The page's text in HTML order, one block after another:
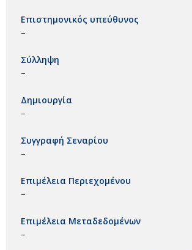
Επιστημονικός υπεύθυνος
–
Σύλληψη
–
Δημιουργία
–
Συγγραφή Σεναρίου
–
Επιμέλεια Περιεχομένου
–
Επιμέλεια Μεταδεδομένων
–